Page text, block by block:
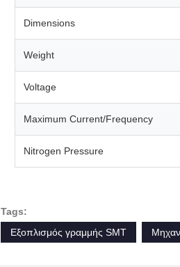
Dimensions
Weight
Voltage
Maximum Current/Frequency
Nitrogen Pressure
Tags:
Εξοπλισμός γραμμής SMT